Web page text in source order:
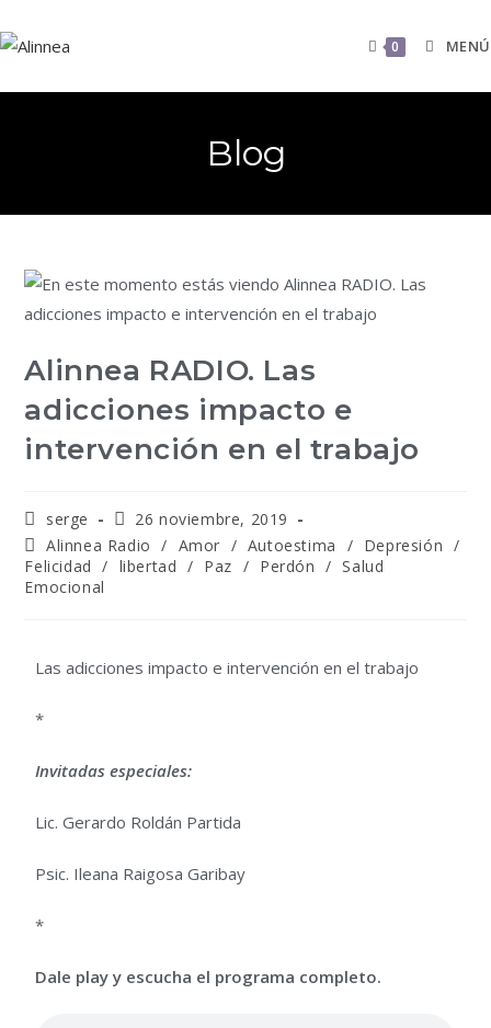
0 MENÚ
Blog
Alinnea RADIO. Las
adicciones impacto e
intervención en el trabajo
serge
26 noviembre, 2019
Alinnea Radio
/ Amor / Autoestima / Depresión /
Felicidad
/ libertad / Paz / Perdón / Salud
Emocional
Las adicciones impacto e intervención en el trabajo
*
Invitadas especiales:
Lic. Gerardo Roldán Partida
Psic. Ileana Raigosa Garibay
*
Dale play y escucha el programa completo.